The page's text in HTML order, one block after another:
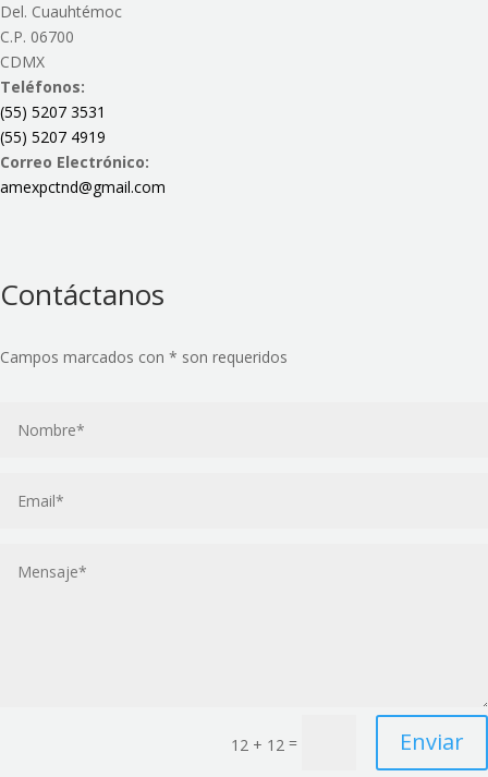
Del. Cuauhtémoc
C.P. 06700
CDMX
Teléfonos:
(55) 5207 3531
(55) 5207 4919
Correo Electrónico:
amexpctnd@gmail.com
Contáctanos
Campos marcados con * son requeridos
12 + 12 = Enviar